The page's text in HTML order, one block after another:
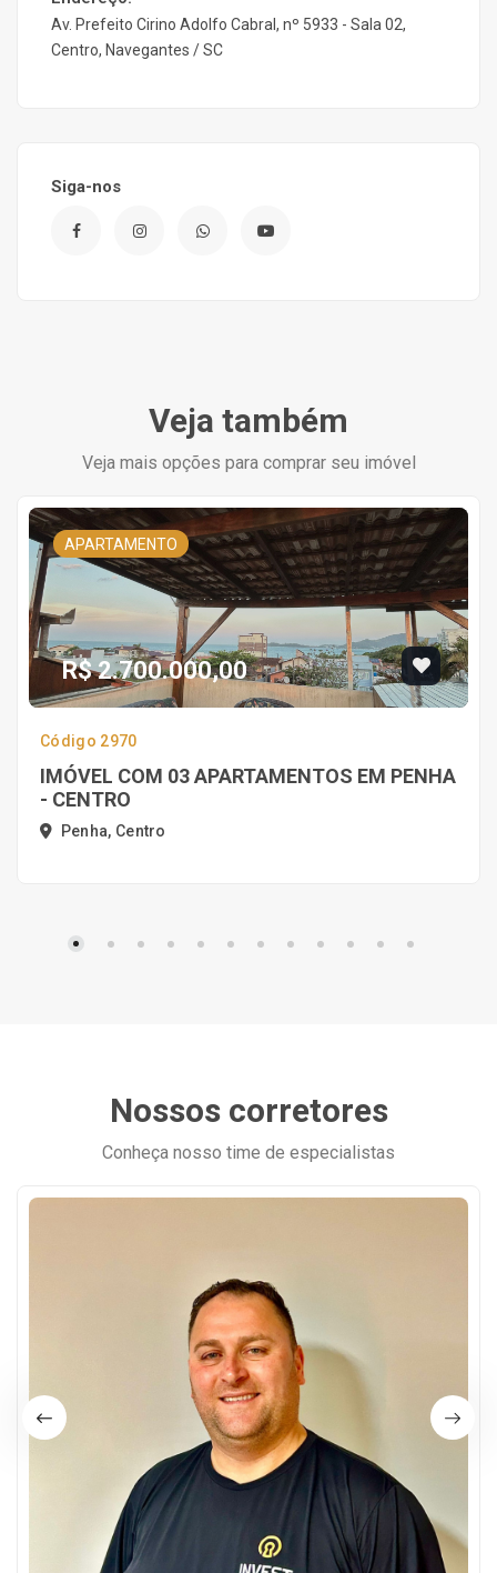
Av. Prefeito Cirino Adolfo Cabral, nº 5933 - Sala 02,
Centro, Navegantes / SC
Siga-nos
Veja também
Veja mais opções para comprar seu imóvel
APARTAMENTO
R$ 2.700.000,00
Código 2970
IMÓVEL COM 03 APARTAMENTOS EM PENHA
- CENTRO
Penha, Centro
Nossos corretores
Conheça nosso time de especialistas